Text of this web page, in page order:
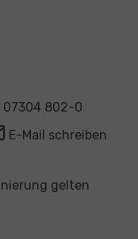
07304 802-0
E-Mail schreiben
gelten